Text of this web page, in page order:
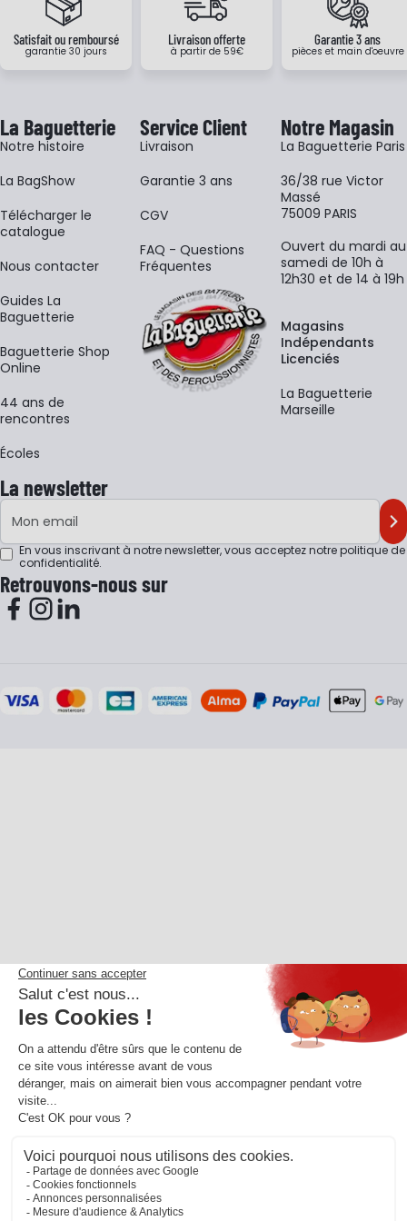
Satisfait ou remboursé
garantie 30 jours
Livraison offerte
à partir de 59€
Garantie 3 ans
pièces et main d'oeuvre
La Baguetterie
Notre histoire
La BagShow
​Télécharger le
catalogue
Nous contacter
Guides La
Baguetterie
Baguetterie Shop
Online
44 ans de
rencontres
Écoles
Service Client
Livraison
Garantie 3 ans
CGV
FAQ - Questions
Fréquentes
Notre Magasin
La Baguetterie Paris
36/38 rue Victor
Massé
75009 PARIS
Ouvert du mardi au
samedi de 10h à
12h30 et de 14 à 19h
Magasins
Indépendants
Licenciés
La Baguetterie
Marseille
La newsletter
Adresse e-mail
En vous inscrivant à notre newsletter, vous acceptez notrepolitique de
confidentialité.
Retrouvons-nous sur